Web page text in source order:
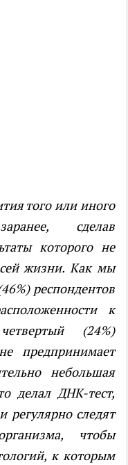
того или иного
сделав
которого не
жизни. Как мы
респондентов
к
(24%)
предпринимает
небольшая
делал ДНК-тест,
следят
чтобы
к которым